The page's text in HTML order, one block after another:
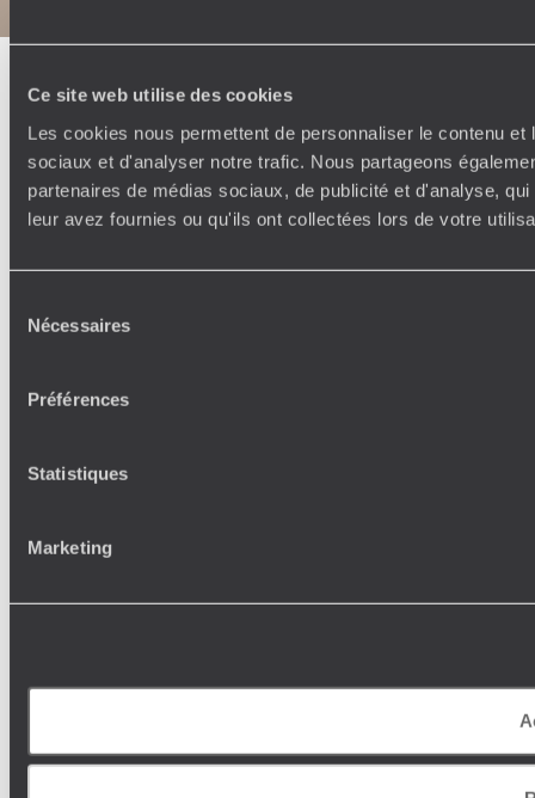
Ce site web utilise des cookies
Les cookies nous permettent de personnaliser le contenu
sociaux et d'analyser notre trafic. Nous partageons
partenaires de médias sociaux, de publicité et d'analyse,
leur avez fournies ou qu'ils ont collectées lors de votre
Nécessaires
Préférences
Statistiques
Marketing